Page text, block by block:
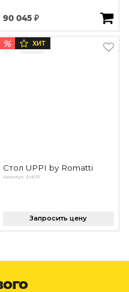
90 045 ₽
% ХИТ
Стол UPPI by Romatti
Артикул: SH011
Запросить цену